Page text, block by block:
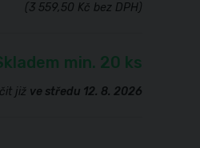
(3 559,50 Kč bez DPH)
min. 20 ks
již ve středu 12. 8. 2026